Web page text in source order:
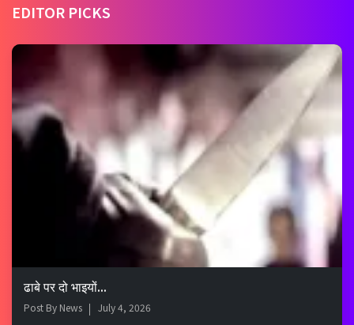
EDITOR PICKS
ढाबे पर दो भाइयों...
Post By News July 4, 2026